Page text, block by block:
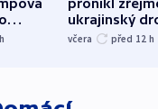
h
pronikl
ukrajinský
explodoval
včera před 12 h